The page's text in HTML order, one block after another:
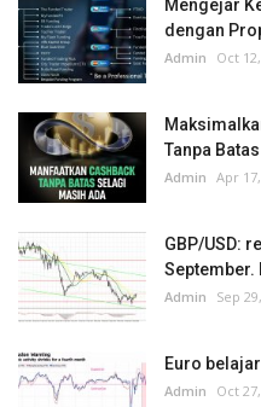
Mengejar
dengan
Admin Oct
Tanpa
Admin Apr
GBP/USD:
September.
Admin Sep
Euro
Admin Oct